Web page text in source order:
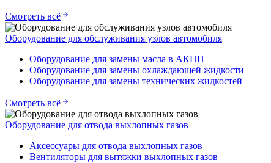
Смотреть всё
Оборудование для обслуживания узлов автомобиля
Оборудование для замены масла в АКПП
Оборудование для замены охлаждающей жидкости
Оборудование для замены технических жидкостей
Смотреть всё
Оборудование для отвода выхлопных газов
Аксессуары для отвода выхлопных газов
Вентиляторы для вытяжки выхлопных газов